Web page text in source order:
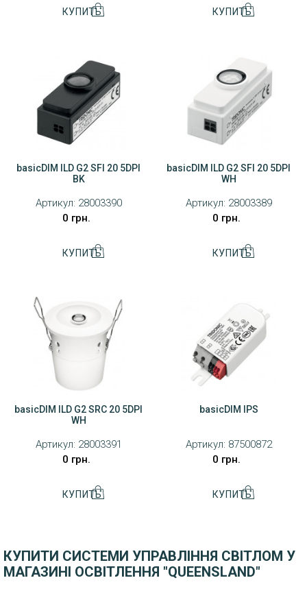
basicDIM ILD G2 SFI 20 5DPI
BK
Артикул: 28003390
0 грн.
basicDIM ILD G2 SFI 20 5DPI
WH
Артикул: 28003389
0 грн.
basicDIM ILD G2 SRC 20 5DPI
WH
Артикул: 28003391
0 грн.
basicDIM IPS
Артикул: 87500872
0 грн.
КУПИТИ СИСТЕМИ УПРАВЛІННЯ СВІТЛОМ У
МАГАЗИНІ ОСВІТЛЕННЯ "QUEENSLAND"